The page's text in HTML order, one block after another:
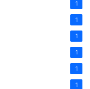
1
1
1
1
1
1